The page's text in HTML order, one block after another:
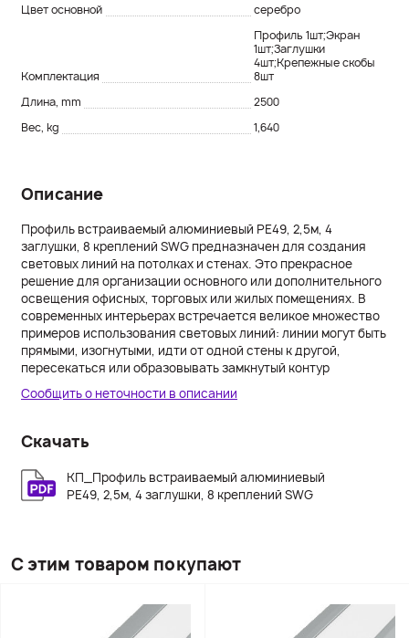
Скачать
КП_Профиль встраиваемый алюминиевый
PE49, 2,5м, 4 заглушки, 8 креплений SWG
Описание
Профиль встраиваемый алюминиевый PE49, 2,5м, 4
заглушки, 8 креплений SWG предназначен для создания
световых линий на потолках и стенах. Это прекрасное
решение для организации основного или дополнительного
освещения офисных, торговых или жилых помещениях. В
современных интерьерах встречается великое множество
примеров использования световых линий: линии могут быть
прямыми, изогнутыми, идти от одной стены к другой,
пересекаться или образовывать замкнутый контур
Цвет основной
серебро
Комплектация
Профиль 1шт;Экран
1шт;Заглушки
4шт;Крепежные скобы
8шт
Длина, mm
2500
Вес, kg
1,640
Сообщить о неточности в описании
С этим товаром покупают